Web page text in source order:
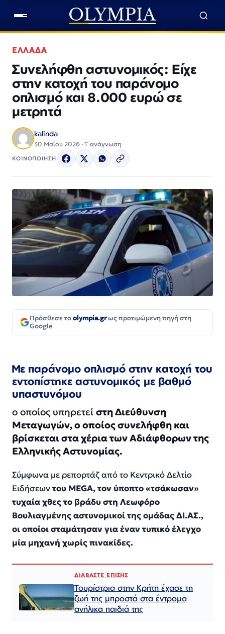
ΕΛΛΑΔΑ
Συνελήφθη αστυνομικός: Είχε
στην κατοχή του παράνομο
οπλισμό και 8.000 ευρώ σε
μετρητά
kalinda
30 Μαΐου 2026 · 1΄ ανάγνωση
ΚΟΙΝΟΠΟΙΗΣΗ
Πρόσθεσε τοolympia.grως προτιμώμενη πηγή στη
Google
Με παράνομο οπλισμό στην κατοχή του
εντοπίστηκε αστυνομικός με βαθμό
υπαστυνόμου
ο οποίος υπηρετεί στη Διεύθυνση
Μεταγωγών, ο οποίος συνελήφθη και
βρίσκεται στα χέρια των Αδιάφθορων της
Eλληνικής Αστυνομίας.
Σύμφωνα με ρεπορτάζ από το Κεντρικό Δελτίο
Ειδήσεωντου MEGA, τον ύποπτο «τσάκωσαν»
τυχαία χθες το βράδυ στη Λεωφόρο
Βουλιαγμένης αστυνομικοί της ομάδας ΔΙ.ΑΣ.,
οι οποίοι σταμάτησαν για έναν τυπικό έλεγχο
μία μηχανή χωρίς πινακίδες.
ΔΙΑΒΑΣΤΕ ΕΠΙΣΗΣ
Τουρίστρια στην Κρήτη έχασε τη
ζωή της μπροστά στα έντρομα
ανήλικα παιδιά της